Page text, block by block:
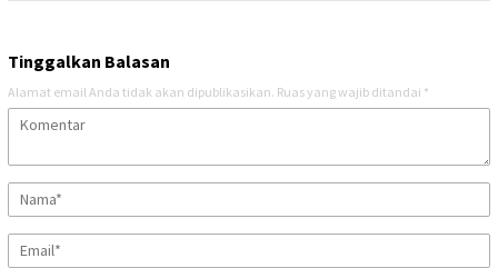
Tinggalkan Balasan
Alamat email Anda tidak akan dipublikasikan. Ruas yang wajib ditandai *